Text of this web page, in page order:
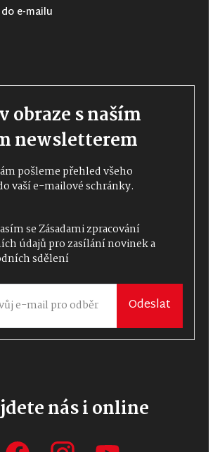
e-mailu
obraze s naším
newsletterem
pošleme přehled všeho
vaší e-mailové schránky.
seZásadami zpracování
údajůpro zasílání novinek a
sdělení
Odeslat
nás i online